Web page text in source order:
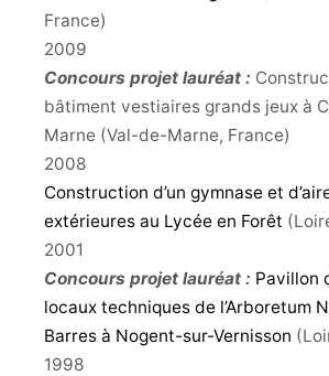
France)
2009
Concours projet lauréat :
bâtiment vestiaires grands jeux à
Marne (Val-de-Marne, France)
2008
Construction d’un gymnase et
extérieures au Lycée en Forêt
2001
Concours projet lauréat : Pavillon
locaux techniques de l’Arboretum
Barres à Nogent-sur-Vernisson
1998